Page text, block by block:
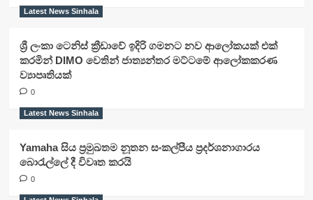
Latest News Sinhala
ශ්‍රී ලංකා ටෙනිස් ක්‍රීඩාවේ ඉදිරි ගමනට නව ආලෝකයක් එක්
කරමින් DIMO වෙතින් ජාත්‍යන්තර මට්ටමේ ආලෝකකරණ
ව්‍යාපෘතියක්
0
Latest News Sinhala
Yamaha සිය ප්‍රමුඛතම නූතන සංකල්පීය ප්‍රදර්ශනාගාරය
බොරැල්ලේ දී විවෘත කරයි
0